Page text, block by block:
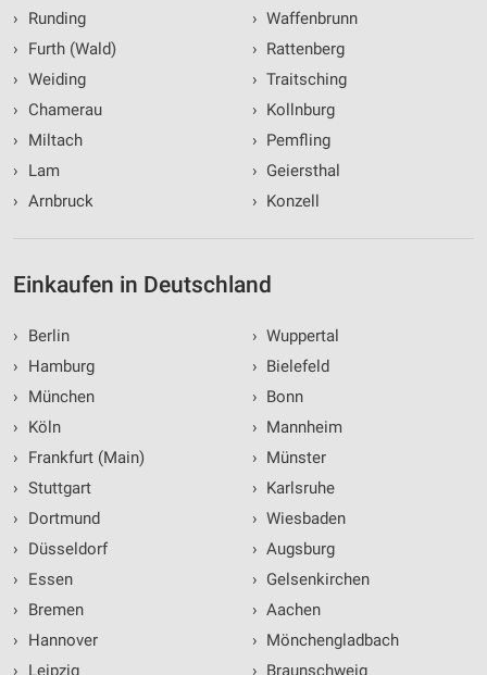
›
Runding
›
Furth (Wald)
› Weiding
›
Chamerau
›
Miltach
›
Lam
› Arnbruck
› Waffenbrunn
› Rattenberg
› Traitsching
› Kollnburg
› Pemfling
› Geiersthal
› Konzell
Einkaufen in Deutschland
›
Berlin
›
Hamburg
›
München
›
Köln
›
Frankfurt (Main)
› Stuttgart
›
Dortmund
›
Düsseldorf
›
Essen
›
Bremen
›
Hannover
›
Leipzig
› Wuppertal
› Bielefeld
› Bonn
› Mannheim
› Münster
› Karlsruhe
› Wiesbaden
› Augsburg
› Gelsenkirchen
› Aachen
› Mönchengladbach
› Braunschweig